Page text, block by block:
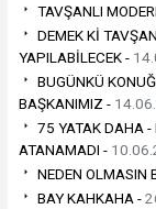
TAVŞANLI
DEMEK Kİ
YAPILABİLECEK -
BUGÜNKÜ
BAŞKANIMIZ -
75 YATAK DAHA -
ATANAMADI -
NEDEN OLMASIN
BAY KAHKAHA -